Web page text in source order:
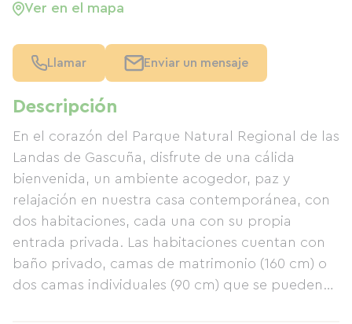
Descripción
En el corazón del Parque Natural Regional de las
Landas de Gascuña, disfrute de una cálida
bienvenida, un ambiente acogedor, paz y
relajación en nuestra casa contemporánea, con
dos habitaciones, cada una con su propia
entrada privada. Las habitaciones cuentan con
baño privado, camas de matrimonio (160 cm) o
dos camas individuales (90 cm) que se pueden
Ver en el mapa
Llamar Enviar un mensaje